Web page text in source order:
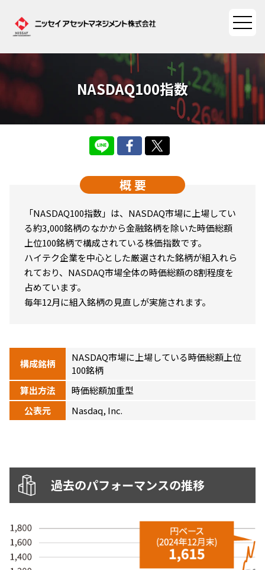
ファンド情報
ファンド情報TOP
決算カレンダー
投資信託新商品のご案内
投資信託償還商品のご案内
有価証券届出書の効力の発生の有無について
こだわりのインデックスファンド 購入・換金手数料なしシ
リーズ
確定拠出年金での商品の選び方について
マーケット情報
マーケット情報TOP
マーケット指数
マーケットレポート
大関 洋の「十字路」
コラム
ファンドレポート
資産形成ポータルTOP
資産形成サービス
Nダイレクト
Goal Navi
NAMシティ
お問い合わせ
よくあるご質問
サステナビリティTOP
サステナビリティ経営
SDGsとは？
サステナビリティ経営基本方針
サステナビリティ推進体制
ニッセイアセットの重要課題
サステナビリティレポート
サステナブル投資
日本版スチュワードシップ・コードへの対応
ニッセイアセットについて
ニッセイアセットについてTOP
会社情報
方針・その他開示情報
採用情報
最新情報
検索したいキーワードを入力してください。
NASDAQ100指数
概 要
「NASDAQ100指数」は、NASDAQ市場に上場してい
る約3,000銘柄のなかから金融銘柄を除いた時価総額
上位100銘柄で構成されている株価指数です。
ハイテク企業を中心とした厳選された銘柄が組入れら
れており、NASDAQ市場全体の時価総額の8割程度を
占めています。
毎年12月に組入銘柄の見直しが実施されます。
構成銘柄
NASDAQ市場に上場している時価総額上位
100銘柄
算出方法
時価総額加重型
公表元
Nasdaq, Inc.
過去のパフォーマンスの推移